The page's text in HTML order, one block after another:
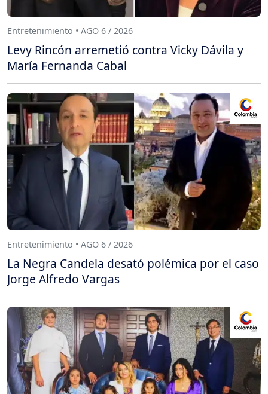
Entretenimiento • AGO 6 / 2026
Levy Rincón arremetió contra Vicky Dávila y
María Fernanda Cabal
Entretenimiento • AGO 6 / 2026
La Negra Candela desató polémica por el caso
Jorge Alfredo Vargas